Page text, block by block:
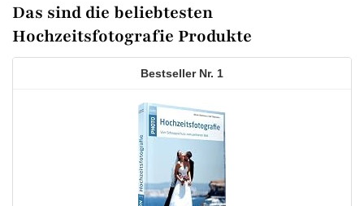
Das sind die beliebtesten
Hochzeitsfotografie Produkte
1